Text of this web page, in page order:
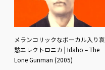
メランコリックなボーカル入り哀
愁エレクトロニカ | Idaho – The
Lone Gunman (2005)